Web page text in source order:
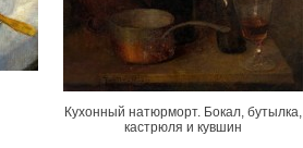
Кухонный натюрморт. Бокал, бутылка,
кастрюля и кувшин